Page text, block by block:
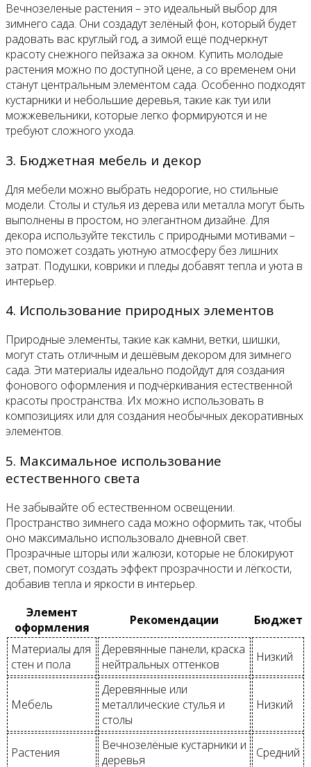
Вечнозеленые растения – это идеальный выбор для
зимнего сада. Они создадут зелёный фон, который будет
радовать вас круглый год, а зимой ещё подчеркнут
красоту снежного пейзажа за окном. Купить молодые
растения можно по доступной цене, а со временем они
станут центральным элементом сада. Особенно подходят
кустарники и небольшие деревья, такие как туи или
можжевельники, которые легко формируются и не
требуют сложного ухода.
3. Бюджетная мебель и декор
Для мебели можно выбрать недорогие, но стильные
модели. Столы и стулья из дерева или металла могут быть
выполнены в простом, но элегантном дизайне. Для
декора используйте текстиль с природными мотивами –
это поможет создать уютную атмосферу без лишних
затрат. Подушки, коврики и пледы добавят тепла и уюта в
интерьер.
4. Использование природных элементов
Природные элементы, такие как камни, ветки, шишки,
могут стать отличным и дешёвым декором для зимнего
сада. Эти материалы идеально подойдут для создания
фонового оформления и подчёркивания естественной
красоты пространства. Их можно использовать в
композициях или для создания необычных декоративных
элементов.
5. Максимальное использование
естественного света
Не забывайте об естественном освещении.
Пространство зимнего сада можно оформить так, чтобы
оно максимально использовало дневной свет.
Прозрачные шторы или жалюзи, которые не блокируют
свет, помогут создать эффект прозрачности и лёгкости,
добавив тепла и яркости в интерьер.
Элемент
оформления
Рекомендации
Бюджет
Материалы для
стен и пола
Деревянные панели, краска
нейтральных оттенков
Низкий
Мебель
Деревянные или
металлические стулья и
столы
Низкий
Растения
Вечнозелёные кустарники и
деревья
Средний